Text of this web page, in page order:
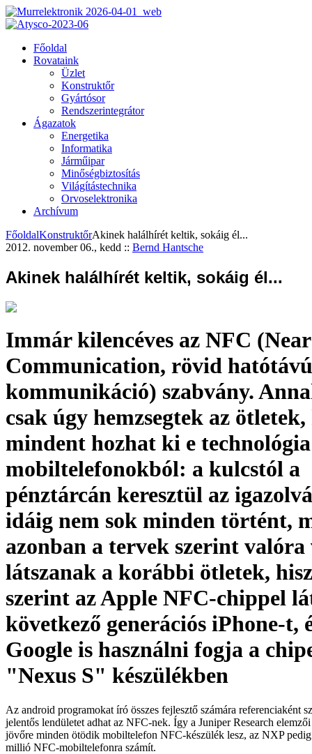
Főoldal
Rovataink
Üzlet
Konstruktőr
Gyártósor
Rendszerintegrátor
Ágazatok
Energetika
Informatika
Járműipar
Minőségbiztosítás
Világítástechnika
Orvoselektronika
Archívum
FőoldalKonstruktőrAkinek halálhírét keltik, sokáig él...
2012. november 06., kedd :: Bernd Hantsche
Akinek halálhírét keltik, sokáig él...
Immár kilencéves az NFC
Communication, rövid hatótávú
kommunikáció) szabvány.
csak úgy hemzsegtek az
mindent hozhat ki e
mobiltelefonokból: a kulcstól a
pénztárcán keresztül az
idáig nem sok minden történt,
azonban a tervek szerint
látszanak a korábbi ötletek,
szerint az Apple NFC-chippel
következő generációs iPhone-t,
Google is használni fogja a
"Nexus S" készülékben
Az android programokat író összes fejlesztő számára referenciaként
jelentős lendületet adhat az NFC-nek. Így a Juniper Research
jövőre minden ötödik mobiltelefon NFC-készülék lesz, az NXP
millió NFC-mobiltelefonra számít.